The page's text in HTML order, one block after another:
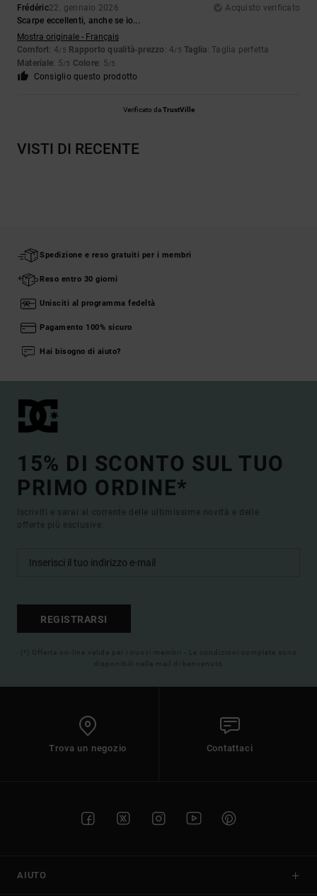
Frédéric22. gennaio 2026
Acquisto verificato
Scarpe eccellenti, anche se io...
Mostra originale - Français
Comfort: 4/5 Rapporto qualità-prezzo : 4/5 Taglia: Taglia perfetta
Materiale: 5/5 Colore: 5/5
Consiglio questo prodotto
Verificato daTrustVille
VISTI DI RECENTE
Spedizione e reso gratuiti per i membri
Reso entro 30 giorni
Unisciti al programma fedeltà
Pagamento 100% sicuro
Hai bisogno di aiuto?
15% DI SCONTO SUL TUO
PRIMO ORDINE*
Iscriviti e sarai al corrente delle ultimissime novità e delle
offerte più esclusive.
REGISTRARSI
(*) Offerta on-line valida per i nuovi membri - Le condizioni complete sono
disponibili nella mail di benvenuto
Trova un negozio Contattaci
AIUTO